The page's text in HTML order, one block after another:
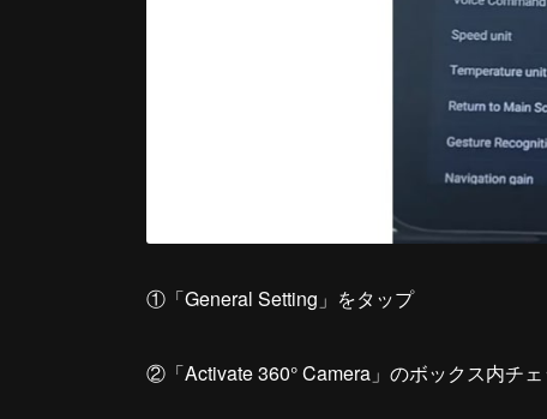
①「General Setting」をタップ
②「Activate 360° Camera」のボックス内チ